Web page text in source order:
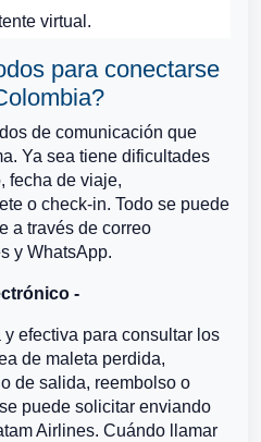
virtual.
para conectarse
de comunicación que
Ya sea tiene dificultades
fecha de viaje,
o check-in. Todo se puede
a través de correo
y WhatsApp.
-
efectiva para consultar los
de maleta perdida,
de salida, reembolso o
puede solicitar enviando
Airlines. Cuándo llamar